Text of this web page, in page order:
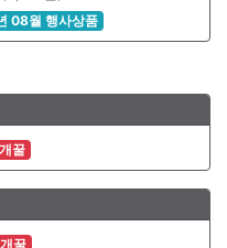
08월 행사상품
개꿀
개꿀